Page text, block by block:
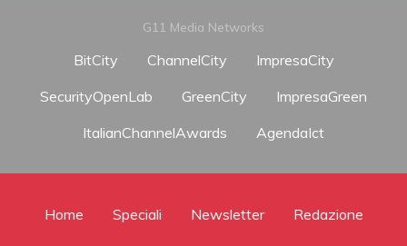
G11 Media Networks
BitCity ChannelCity
ImpresaCity
SecurityOpenLab
GreenCity
ImpresaGreen
ItalianChannelAwards
AgendaIct
Home Speciali Newsletter Redazione